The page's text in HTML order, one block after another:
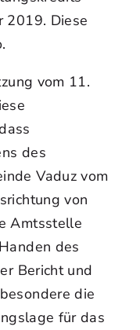
2019. Diese
vom 11.
des
Vaduz vom
von
Amtsstelle
des
Bericht und
die
für das